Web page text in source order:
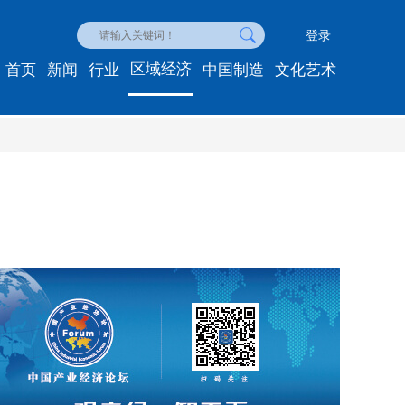
登录
首页 新闻 行业 区域经济 中国制造 文化艺术